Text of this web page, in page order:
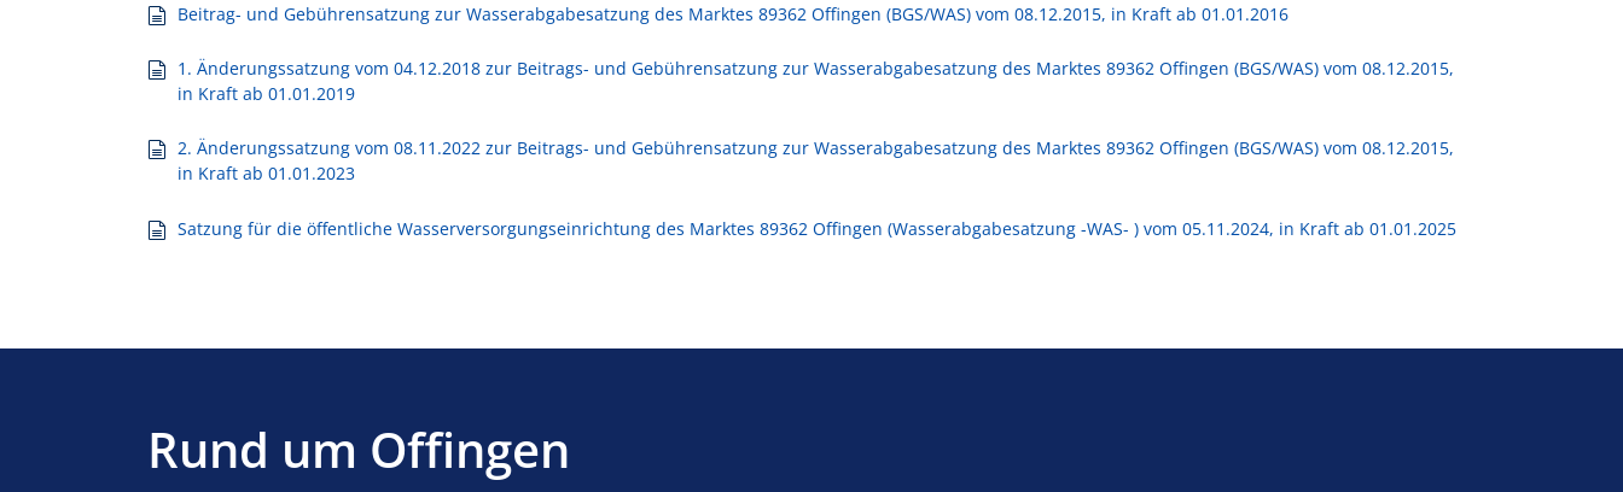
Beitrag- und Gebührensatzung zur Wasserabgabesatzung des Marktes 89362 Offingen (BGS/WAS) vom 08.12.2015, in Kraft ab 01.01.2016
1. Änderungssatzung vom 04.12.2018 zur Beitrags- und Gebührensatzung zur Wasserabgabesatzung des Marktes 89362 Offingen (BGS/WAS) vom 08.12.2015,
in Kraft ab 01.01.2019
2. Änderungssatzung vom 08.11.2022 zur Beitrags- und Gebührensatzung zur Wasserabgabesatzung des Marktes 89362 Offingen (BGS/WAS) vom 08.12.2015,
in Kraft ab 01.01.2023
Satzung für die öffentliche Wasserversorgungseinrichtung des Marktes 89362 Offingen (Wasserabgabesatzung -WAS- ) vom 05.11.2024, in Kraft ab 01.01.2025
Rund um Offingen